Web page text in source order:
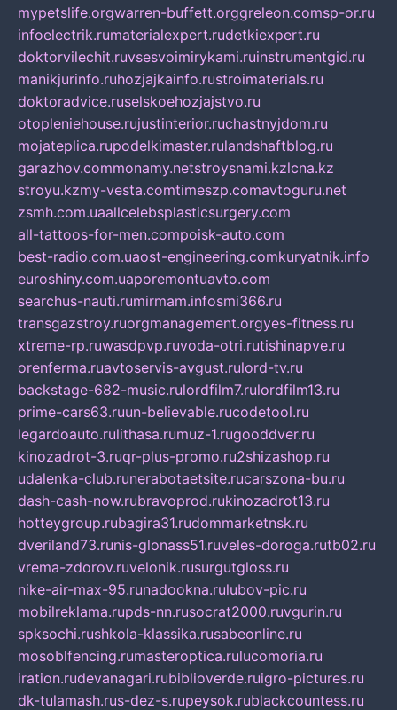
mypetslife.orgwarren-buffett.orggreleon.comsp-or.ru
infoelectrik.rumaterialexpert.rudetkiexpert.ru
doktorvilechit.ruvsesvoimirykami.ruinstrumentgid.ru
manikjurinfo.ruhozjajkainfo.rustroimaterials.ru
doktoradvice.ruselskoehozjajstvo.ru
otopleniehouse.rujustinterior.ruchastnyjdom.ru
mojateplica.rupodelkimaster.rulandshaftblog.ru
garazhov.commonamy.netstroysnami.kzlcna.kz
stroyu.kzmy-vesta.comtimeszp.comavtoguru.net
zsmh.com.uaallcelebsplasticsurgery.com
all-tattoos-for-men.compoisk-auto.com
best-radio.com.uaost-engineering.comkuryatnik.info
euroshiny.com.uaporemontuavto.com
searchus-nauti.rumirmam.infosmi366.ru
transgazstroy.ruorgmanagement.orgyes-fitness.ru
xtreme-rp.ruwasdpvp.ruvoda-otri.rutishinapve.ru
orenferma.ruavtoservis-avgust.rulord-tv.ru
backstage-682-music.rulordfilm7.rulordfilm13.ru
prime-cars63.ruun-believable.rucodetool.ru
legardoauto.rulithasa.rumuz-1.rugooddver.ru
kinozadrot-3.ruqr-plus-promo.ru2shizashop.ru
udalenka-club.runerabotaetsite.rucarszona-bu.ru
dash-cash-now.rubravoprod.rukinozadrot13.ru
hotteygroup.rubagira31.rudommarketnsk.ru
dveriland73.runis-glonass51.ruveles-doroga.rutb02.ru
vrema-zdorov.ruvelonik.rusurgutgloss.ru
nike-air-max-95.runadookna.rulubov-pic.ru
mobilreklama.rupds-nn.rusocrat2000.ruvgurin.ru
spksochi.rushkola-klassika.rusabeonline.ru
mosoblfencing.rumasteroptica.rulucomoria.ru
iration.rudevanagari.rubiblioverde.ruigro-pictures.ru
dk-tulamash.rus-dez-s.rupeysok.rublackcountess.ru